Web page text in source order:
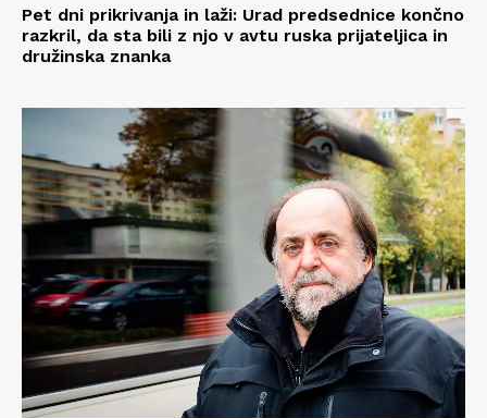
Pet dni prikrivanja in laži: Urad predsednice končno
razkril, da sta bili z njo v avtu ruska prijateljica in
družinska znanka